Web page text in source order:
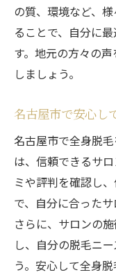
の質、環境など、
ることで、自分に
す。地元の方々の
しましょう。
名古屋市で安心し
名古屋市で全身脱
は、信頼できるサ
ミや評判を確認し
で、自分に合った
さらに、サロンの
し、自分の脱毛ニ
う。安心して全身